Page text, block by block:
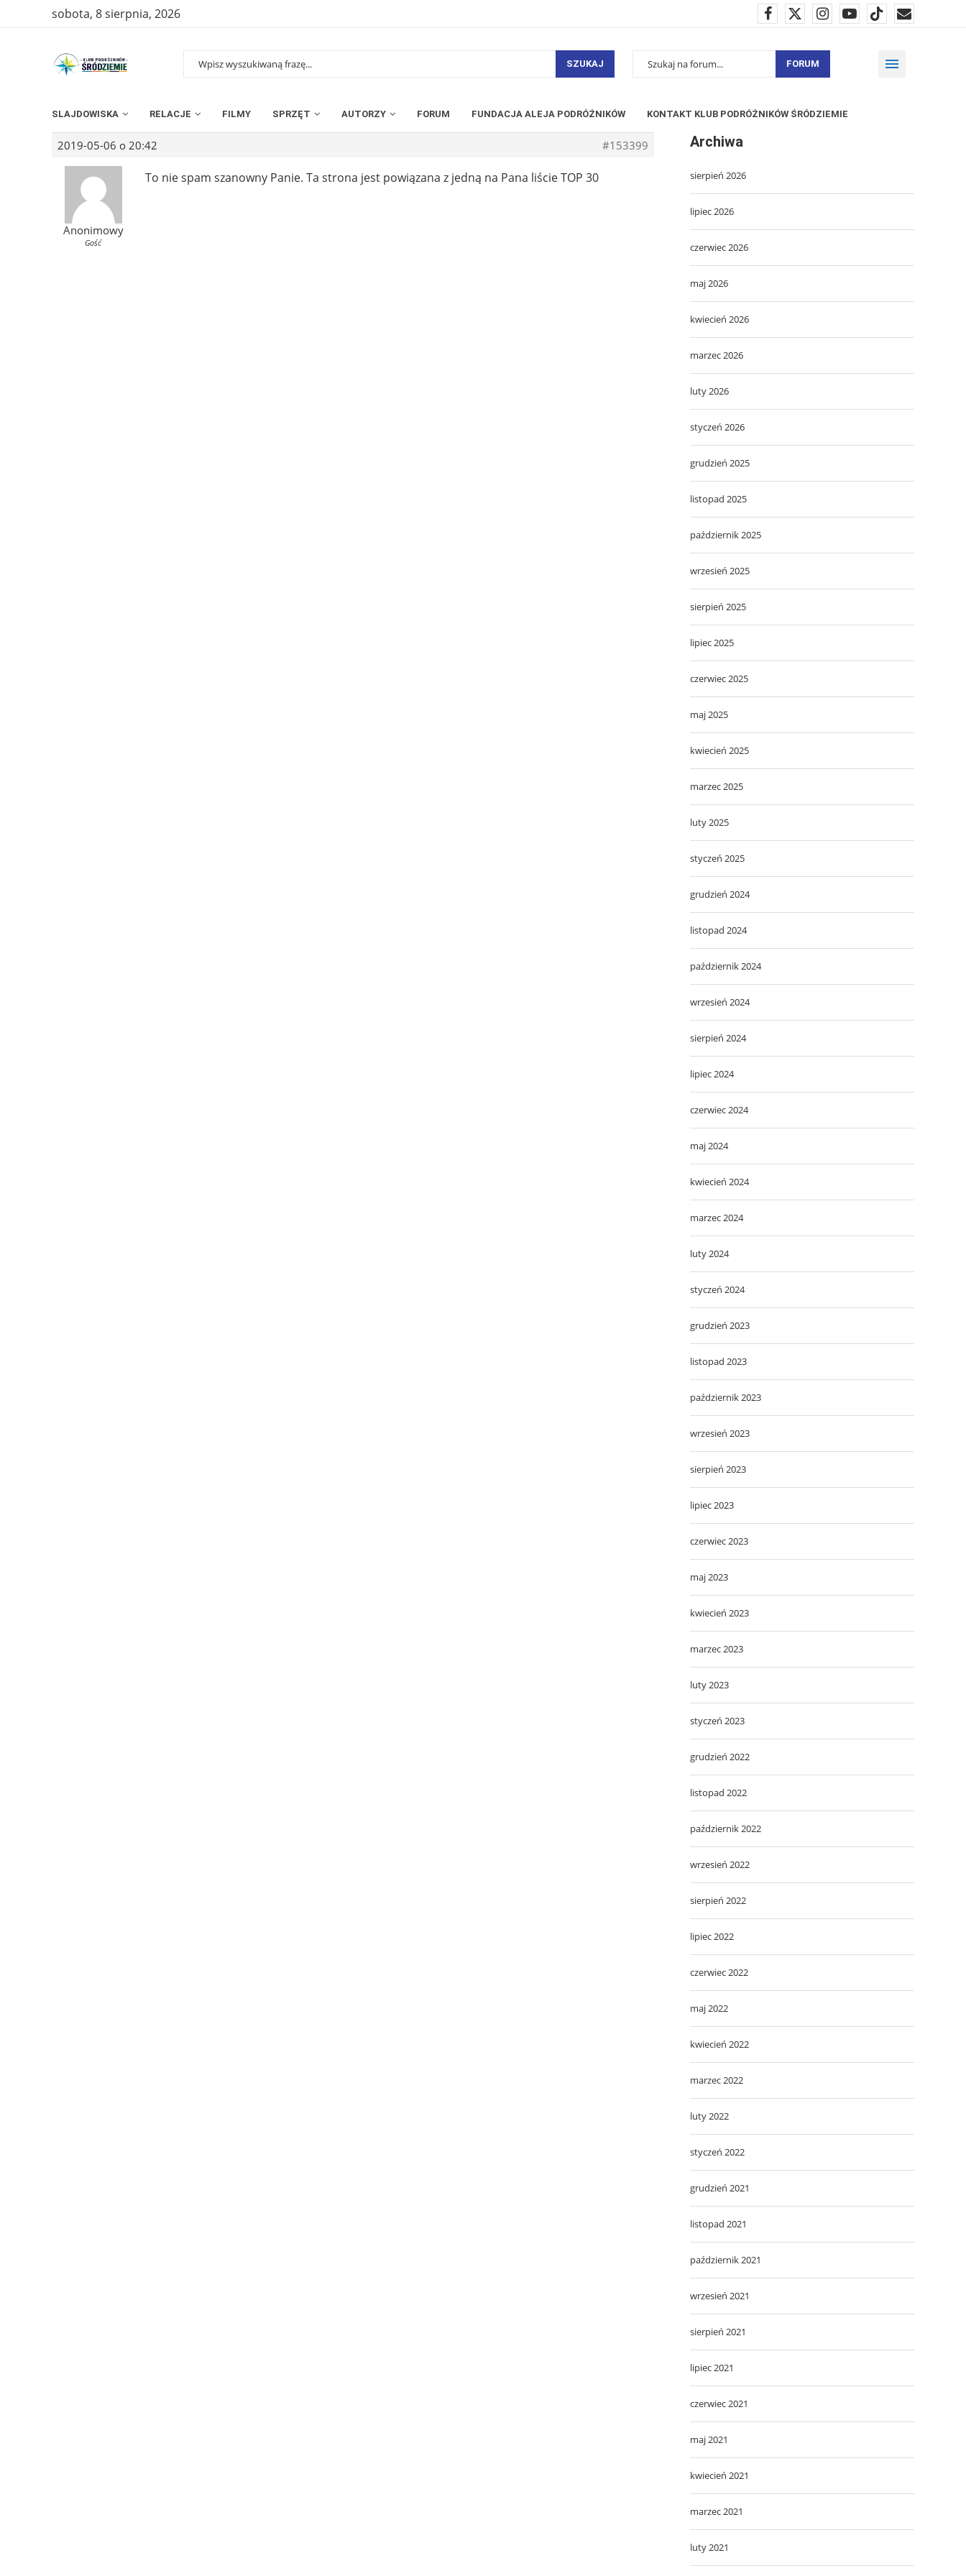
sobota, 8 sierpnia, 2026
SZUKAJ FORUM
SLAJDOWISKA RELACJE FILMY SPRZĘT AUTORZY FORUM FUNDACJA ALEJA PODRÓŻNIKÓW KONTAKT KLUB PODRÓŻNIKÓW ŚRÓDZIEMIE
2019-05-06 o 20:42 #153399
Anonimowy
Gość
To nie spam szanowny Panie. Ta strona jest powiązana z jedną na Pana liście TOP 30
Archiwa
sierpień 2026
lipiec 2026
czerwiec 2026
maj 2026
kwiecień 2026
marzec 2026
luty 2026
styczeń 2026
grudzień 2025
listopad 2025
październik 2025
wrzesień 2025
sierpień 2025
lipiec 2025
czerwiec 2025
maj 2025
kwiecień 2025
marzec 2025
luty 2025
styczeń 2025
grudzień 2024
listopad 2024
październik 2024
wrzesień 2024
sierpień 2024
lipiec 2024
czerwiec 2024
maj 2024
kwiecień 2024
marzec 2024
luty 2024
styczeń 2024
grudzień 2023
listopad 2023
październik 2023
wrzesień 2023
sierpień 2023
lipiec 2023
czerwiec 2023
maj 2023
kwiecień 2023
marzec 2023
luty 2023
styczeń 2023
grudzień 2022
listopad 2022
październik 2022
wrzesień 2022
sierpień 2022
lipiec 2022
czerwiec 2022
maj 2022
kwiecień 2022
marzec 2022
luty 2022
styczeń 2022
grudzień 2021
listopad 2021
październik 2021
wrzesień 2021
sierpień 2021
lipiec 2021
czerwiec 2021
maj 2021
kwiecień 2021
marzec 2021
luty 2021